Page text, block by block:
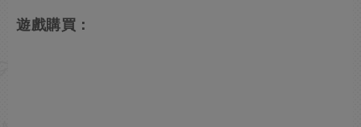
遊戲購買：